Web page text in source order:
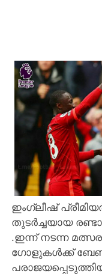
ഇംഗ്ലീഷ്
തുടർച്ചയായ
.ഇന്ന് നടന്ന
ഗോളുകൾക്ക്